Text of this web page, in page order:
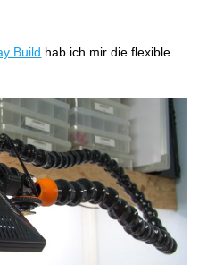
Build hab ich mir die flexible